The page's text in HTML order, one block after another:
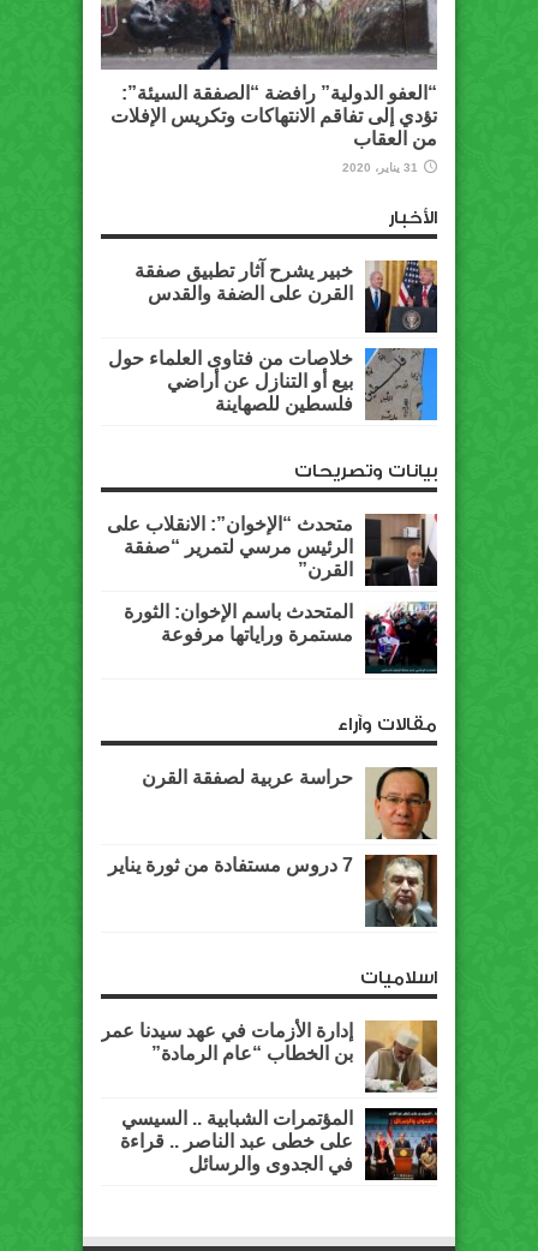
“العفو الدولية” رافضة “الصفقة السيئة”:
تؤدي إلى تفاقم الانتهاكات وتكريس الإفلات
من العقاب
31 يناير، 2020
الأخبار
خبير يشرح آثار تطبيق صفقة
القرن على الضفة والقدس
خلاصات من فتاوى العلماء حول
بيع أو التنازل عن أراضي
فلسطين للصهاينة
بيانات وتصريحات
متحدث “الإخوان”: الانقلاب على
الرئيس مرسي لتمرير “صفقة
القرن”
المتحدث باسم الإخوان: الثورة
مستمرة وراياتها مرفوعة
مقالات وآراء
حراسة عربية لصفقة القرن
7 دروس مستفادة من ثورة يناير
اسلاميات
إدارة الأزمات في عهد سيدنا عمر
بن الخطاب “عام الرمادة”
المؤتمرات الشبابية .. السيسي
على خطى عبد الناصر .. قراءة
في الجدوى والرسائل